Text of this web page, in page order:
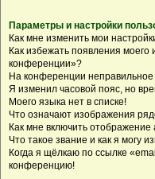
Параметры и настройки
Как мне изменить мои
Как избежать появления моего
конференции»?
На конференции
Я изменил часовой пояс, но
Моего языка нет в списке!
Что означают изображения
Как мне включить отображение
Что такое звание и как я могу
Когда я щёлкаю по ссылке
конференцию!